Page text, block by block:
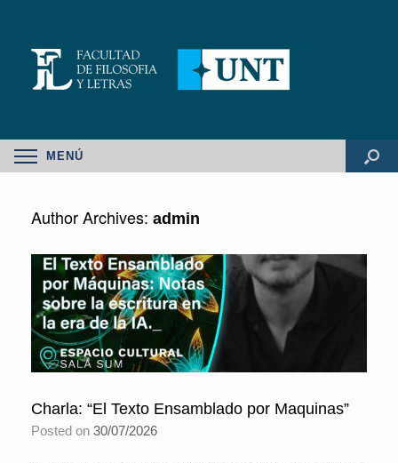
MENÚ
Author Archives: admin
Charla: “El Texto Ensamblado por Maquinas”
Posted on 30/07/2026